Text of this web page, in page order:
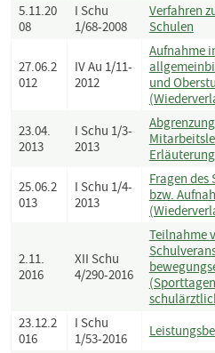
5.11.20
08
I Schu
1/68-2008
Verfahren
Schulen
27.06.2
012
IV Au 1/11-
2012
Aufnahme
und
23.04.
2013
I Schu 1/3-
2013
25.06.2
013
I Schu 1/4-
2013
Fragen
bzw.
2.11.
2016
XII Schu
4/290-2016
Teilnahme
23.12.2
016
I Schu
1/53-2016